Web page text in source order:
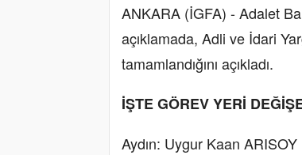
ANKARA (İGFA) - Adalet
açıklamada, Adli ve İdari
tamamlandığını açıkladı.
İŞTE GÖREV YERİ
Aydın: Uygur Kaan